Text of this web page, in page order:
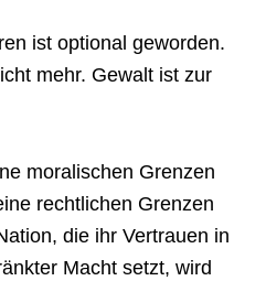
ist optional geworden.
mehr. Gewalt ist zur
moralischen Grenzen
rechtlichen Grenzen
die ihr Vertrauen in
Macht setzt, wird